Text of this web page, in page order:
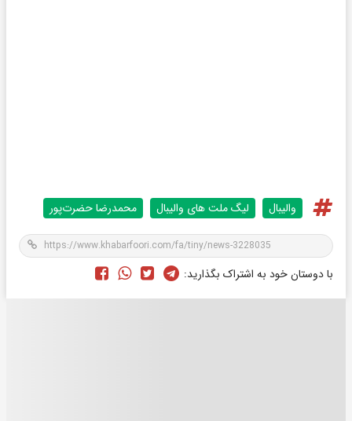
والیبال لیگ ملت های والیبال محمدرضا حضرت‌پور
با دوستان خود به اشتراک بگذارید: